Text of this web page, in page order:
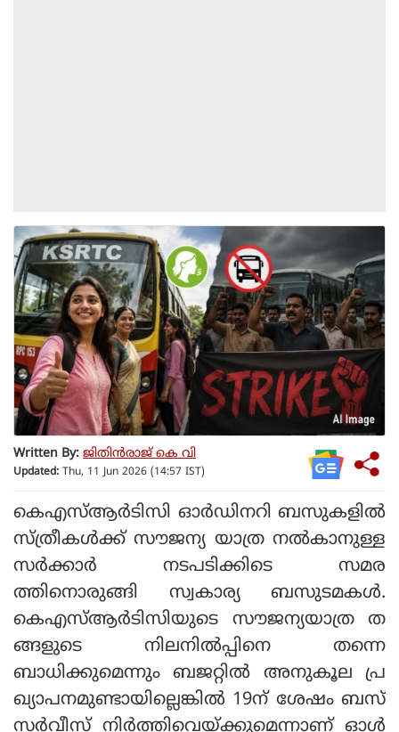
Written By: ജിതിൻരാജ് കെ വി
Updated: Thu, 11 Jun 2026 (14:57 IST)
കെഎസ്ആര്‍ടിസി ഓര്‍ഡിനറി ബസുകളില്‍
സ്ത്രീകള്‍ക്ക് സൗജന്യ യാത്ര നല്‍കാനുള്ള
സര്‍ക്കാര്‍ നടപടിക്കിടെ സമര
ത്തിനൊരുങ്ങി സ്വകാര്യ ബസുടമകള്‍.
കെഎസ്ആര്‍ടിസിയുടെ സൗജന്യയാത്ര ത
ങ്ങളുടെ നിലനില്‍പ്പിനെ തന്നെ
ബാധിക്കുമെന്നും ബജറ്റില്‍ അനുകൂല പ്ര
ഖ്യാപനമുണ്ടായില്ലെങ്കില്‍ 19ന് ശേഷം ബസ്
സര്‍വീസ് നിര്‍ത്തിവെയ്ക്കുമെന്നാണ് ഓള്‍